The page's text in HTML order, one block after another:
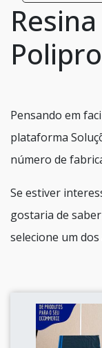
Pensando em
plataforma
número de
Se estiver
gostaria de
selecione um